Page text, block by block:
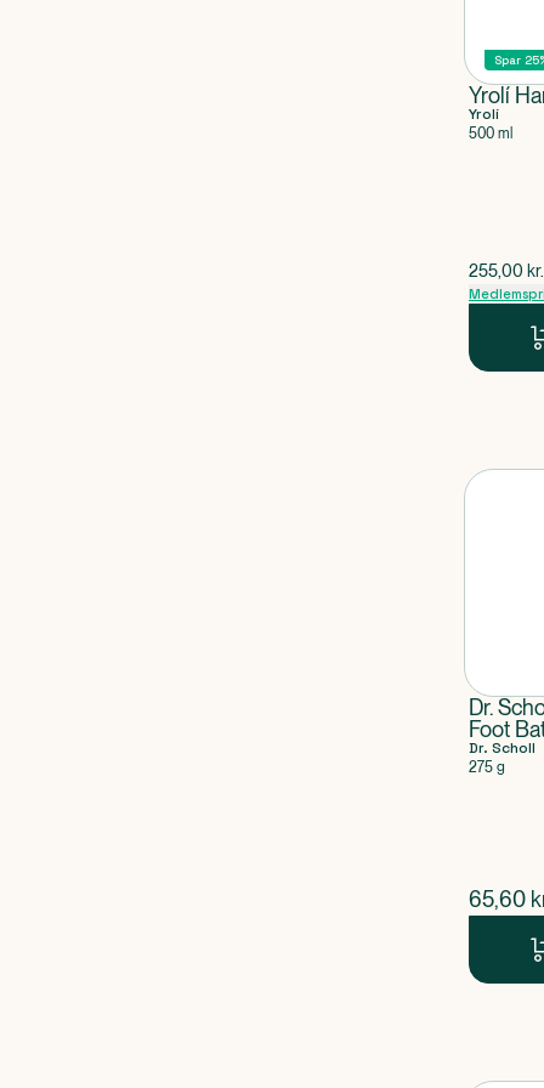
Spar
Yrolí
Yrolí
500 ml
$gammel
255,00 kr.
Dr.
Foot
Dr. Scholl
275 g
$
65,60